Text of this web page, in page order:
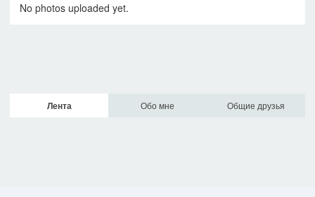
No photos uploaded yet.
Лента Обо мне Общие друзья